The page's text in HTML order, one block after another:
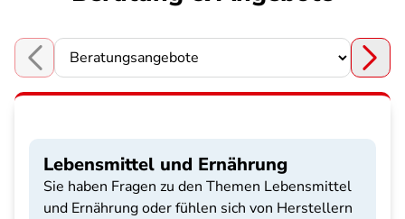
Choose a section
Lebensmittel und Ernährung
Sie haben Fragen zu den Themen Lebensmittel
und Ernährung oder fühlen sich von Herstellern